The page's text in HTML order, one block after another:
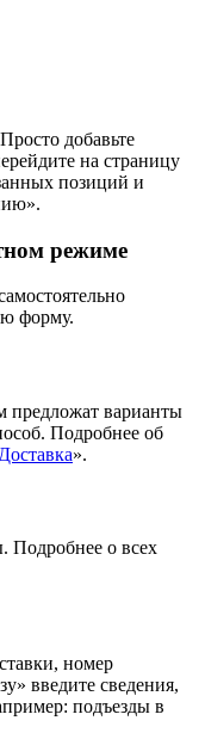
добавьте
на страницу
позиций и
режиме
форму.
предложат варианты
Подробнее об
Доставка».
Подробнее о всех
номер
введите сведения,
подъезды в